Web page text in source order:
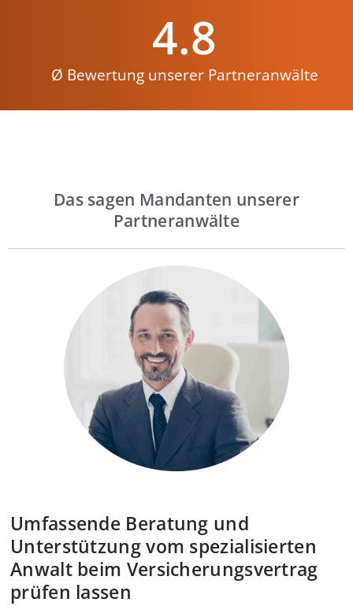
Ø Bewertung unserer Partneranwälte
4.8
Das sagen Mandanten unserer
Partneranwälte
Umfassende Beratung und
Unterstützung vom spezialisierten
Anwalt beim Versicherungsvertrag
prüfen lassen